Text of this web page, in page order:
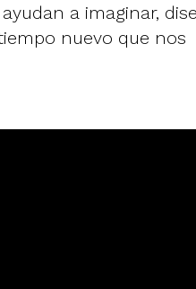
a imaginar,
nuevo que nos